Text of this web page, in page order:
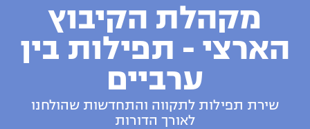
מקהלת הקיבוץ
הארצי - תפילות בין
ערביים
שירת תפילות לתקווה והתחדשות שהולחנו
לאורך הדורות